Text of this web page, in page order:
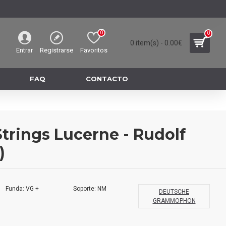
Entrar Registrarse Favoritos
0
0 item(s) - 0.00€
0
FAQ CONTACTO
Lucerne - Rudolf
Funda: VG + Soporte: NM
DEUTSCHE
GRAMMOPHON